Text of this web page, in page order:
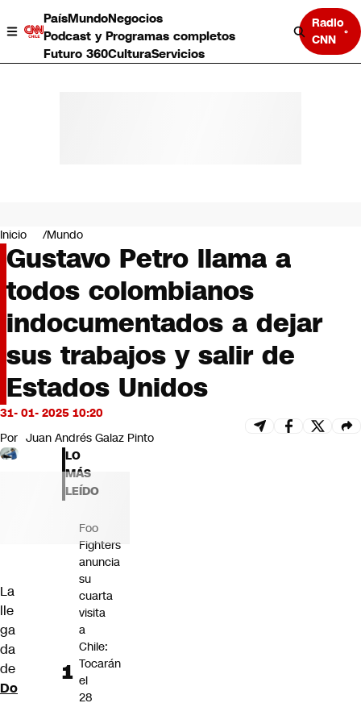
PaísMundoNegocios
Podcast y Programas completos
Futuro 360CulturaServicios
Radio
CNN
Negocios
Deportes
Programas completos
Cultura
Servicios
Bits
CNN tiempo
Futuro 360
Opinión
Inicio Mundo
Gustavo Petro llama a
todos colombianos
indocumentados a dejar
sus trabajos y salir de
Estados Unidos
31- 01- 2025 10:20
Por Juan Andrés Galaz Pinto
La
lle
ga
da
de
Do
LO
MÁS
LEÍDO
Foo
Fighters
anuncia
su
cuarta
visita
a
Chile:
Tocarán
el
28